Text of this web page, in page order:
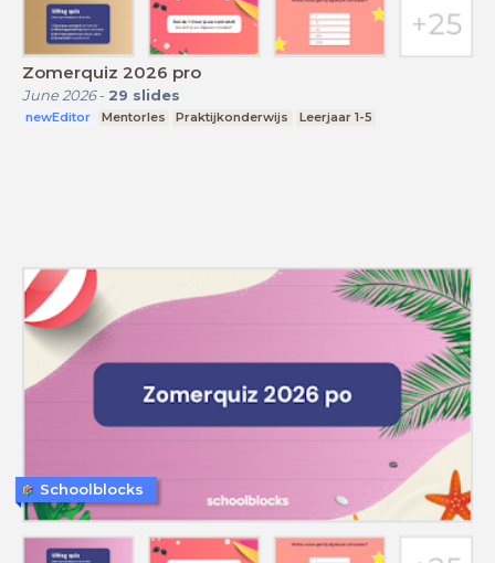
Zomerquiz 2026 pro
June 2026- 29 slides
newEditor Mentorles Praktijkonderwijs Leerjaar 1-5
Schoolblocks